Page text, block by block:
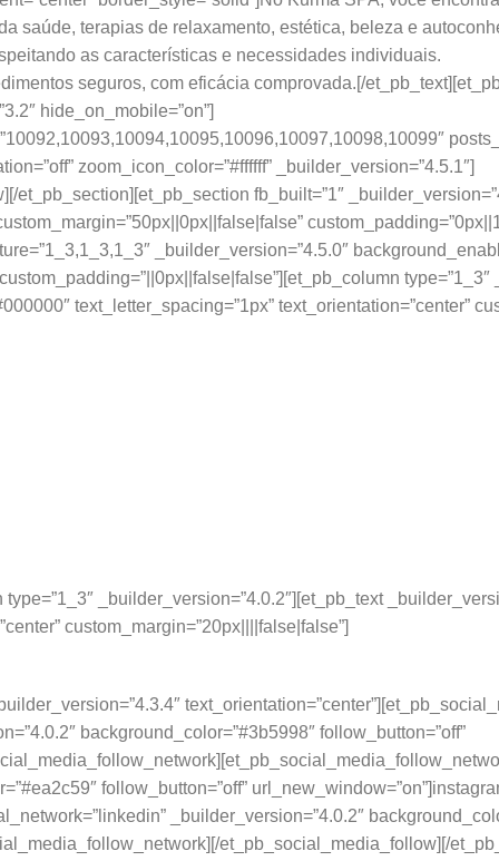
saúde, terapias de relaxamento, estética, beleza e
as características e necessidades individuais.
seguros, com eficácia comprovada.[/
hide_on_mobile=”on”]
zoom_icon_color=”#ffffff” _builder_version=”4.5.1″]
et_pb_section][et_pb_section fb_built=”1″
_builder_version=”4.5.0″
text_letter_spacing=”1px” text_orientation=”center”
_builder_version=”4.0.2″][et_pb_text
custom_margin=”20px||||false|false”]
background_color=”#3b5998″ follow_button=”off”
follow_button=”off”
_builder_version=”4.0.2″
et_pb_social_media_follow][/